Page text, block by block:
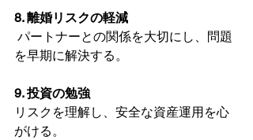
8. 離婚リスクの軽減
を早期に解決する。
9. 投資の勉強
リスクを理解し、安全な資産運用を心
がける。